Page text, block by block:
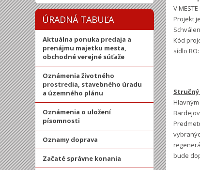
ÚRADNÁ TABUĽA
Aktuálna ponuka predaja a
prenájmu majetku mesta,
obchodné verejné súťaže
Oznámenia životného
prostredia, stavebného úradu
a územného plánu
Oznámenia o uložení
písomnosti
Oznamy doprava
Začaté správne konania
V MESTE
Projekt
Kód
sídlo RO:
bude